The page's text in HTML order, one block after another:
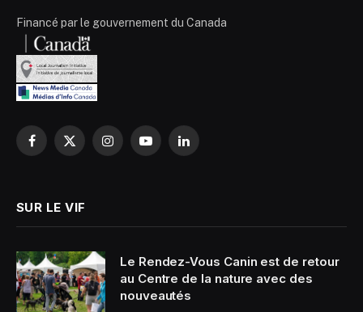
Financé par le gouvernement du Canada
Facebook
X
InstagramYouTubeLinkedIn
SUR LE VIF
Le Rendez-Vous Canin est de retour
au Centre de la nature avec des
nouveautés